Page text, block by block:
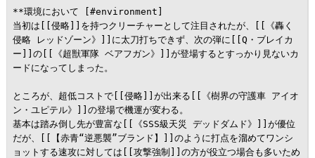
**環境において [#environment]
当初は[[侵略]]を持つクリーチャーとして注目されたが、[[《轟く
侵略 レッドゾーン》]]に太刀打ちできず、次の弾に[[Q・ブレイカ
ー]]の[[《超獣軍隊 ベアフガン》]]が登場するとすっかり見ないカ
ードになってしまった。
ところが、超低コストで[[侵略]]が出来る[[《樹界の守護車 アイオ
ン・ユピテル》]]の登場で機運が変わる。
基本は踏み倒し先が豊富な[[《SSS級天災 デッドダムド》]]が優位
だが、[[【赤青“逆悪襲”ブランド】]]のように打点を溜めてワンシ
ョットする速攻に対しては[[攻撃強制]]の方が役立つ場合も多いため